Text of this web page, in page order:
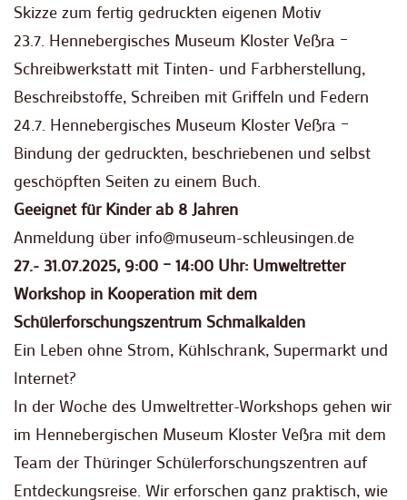
Skizze zum fertig gedruckten eigenen Motiv
23.7. Hennebergisches Museum Kloster Veßra –
Schreibwerkstatt mit Tinten- und Farbherstellung,
Beschreibstoffe, Schreiben mit Griffeln und Federn
24.7. Hennebergisches Museum Kloster Veßra –
Bindung der gedruckten, beschriebenen und selbst
geschöpften Seiten zu einem Buch.
Geeignet für Kinder ab 8 Jahren
Anmeldung über info@museum-schleusingen.de
27.- 31.07.2025, 9:00 – 14:00 Uhr: Umweltretter
Workshop in Kooperation mit dem
Schülerforschungszentrum Schmalkalden
Ein Leben ohne Strom, Kühlschrank, Supermarkt und
Internet?
In der Woche des Umweltretter-Workshops gehen wir
im Hennebergischen Museum Kloster Veßra mit dem
Team der Thüringer Schülerforschungszentren auf
Entdeckungsreise. Wir erforschen ganz praktisch, wie